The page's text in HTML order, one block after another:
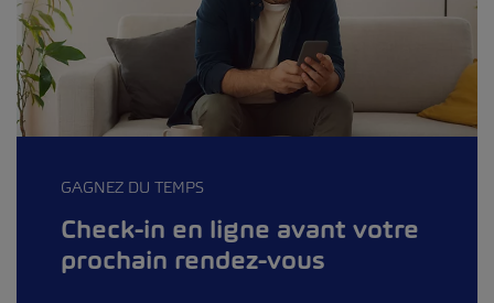
GAGNEZ DU TEMPS
Check-in en ligne avant votre
prochain rendez-vous